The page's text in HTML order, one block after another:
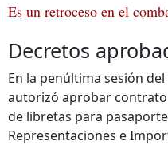
Es un retroceso en el
Decretos
En la penúltima sesión del
autorizó aprobar
de libretas para
Representaciones e